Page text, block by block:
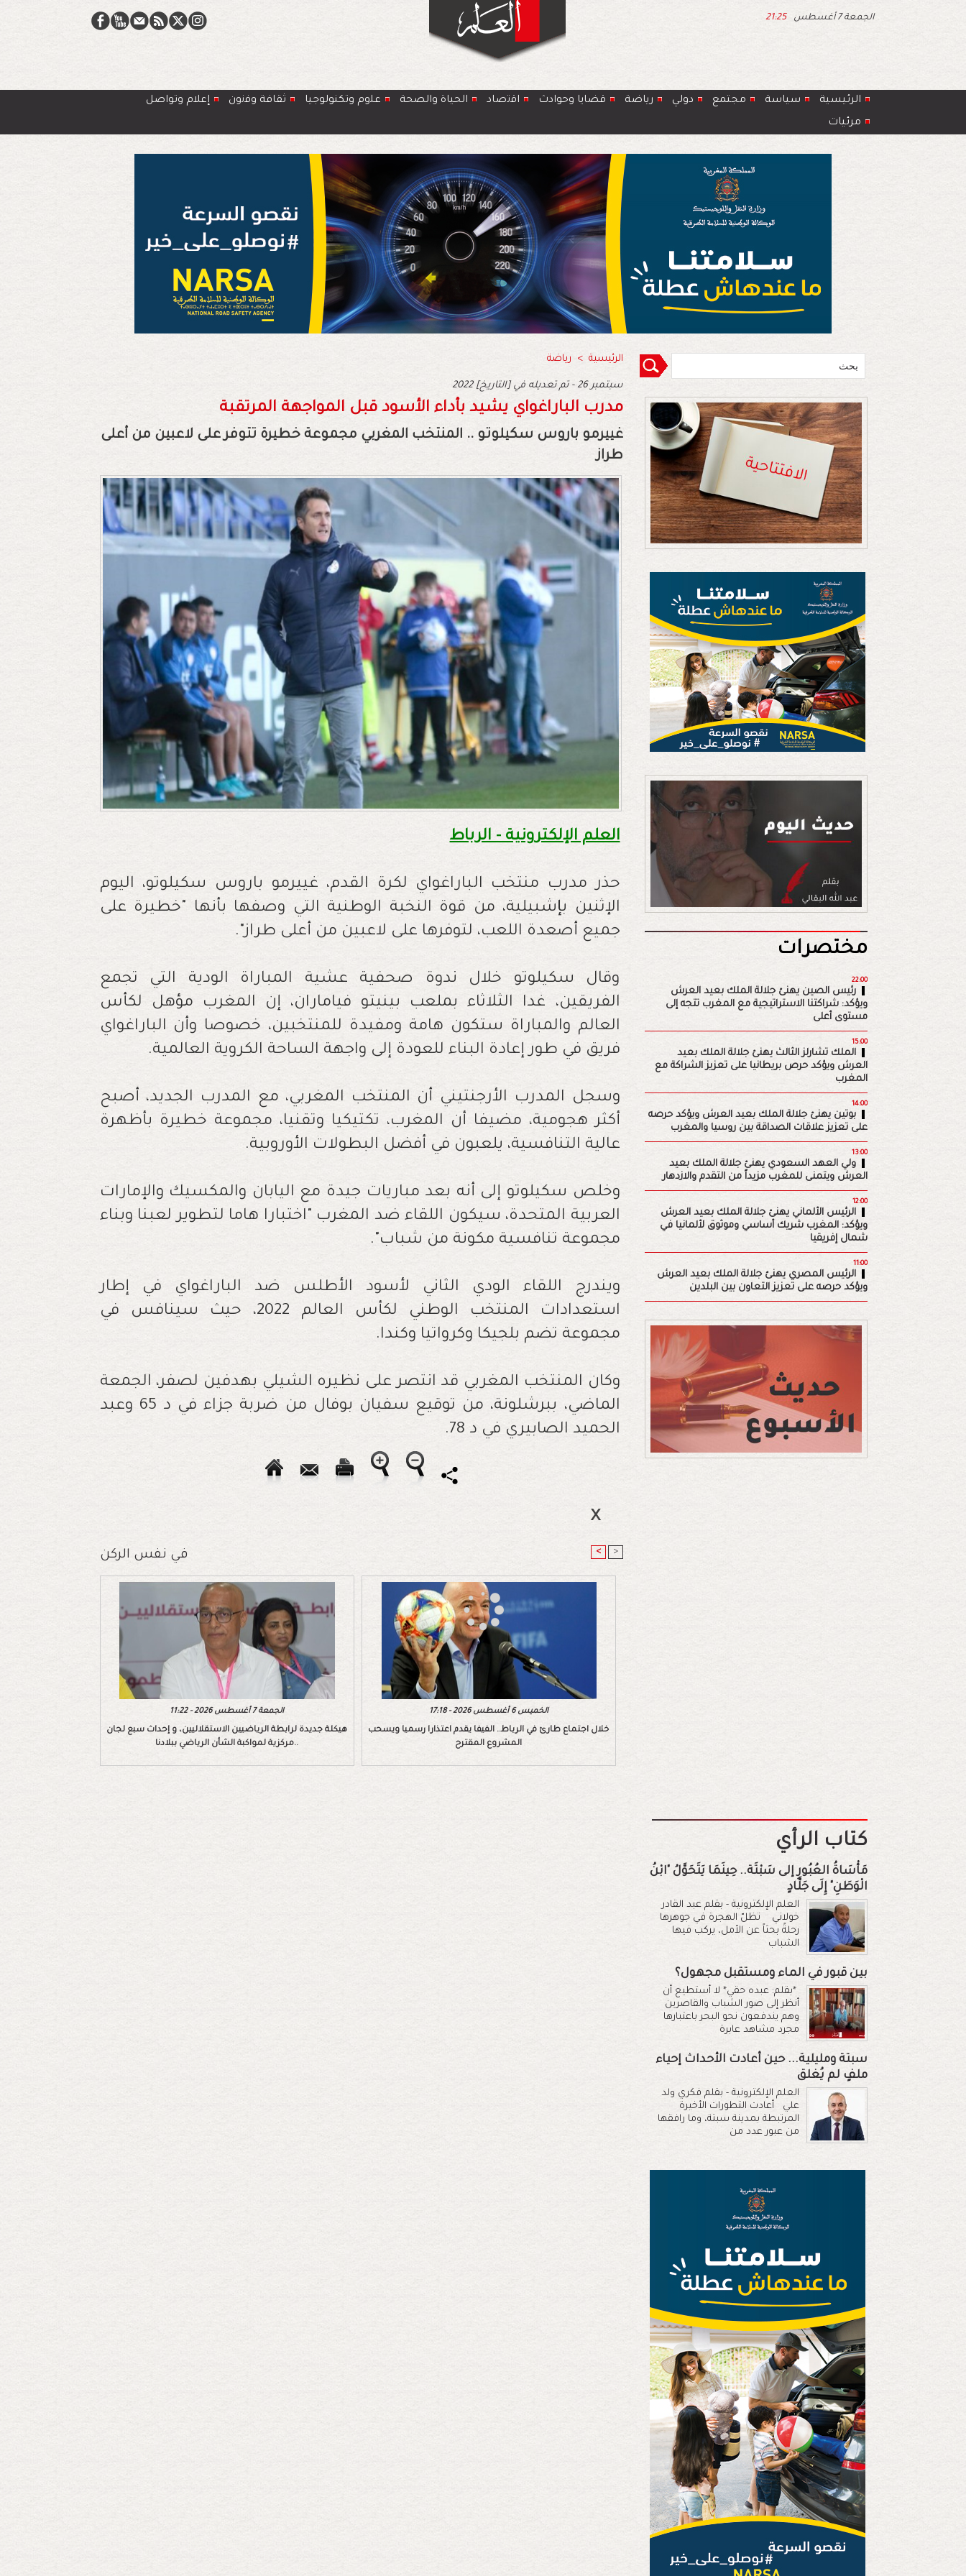
الجمعة 7 أغسطس 21:25
الرئيسية سياسة مجتمع دولي رياضة قضايا وحوادث اﻗﺗﺻﺎد الحياة والصحة ﻋﻠوم وتكنولوجيا ﺛﻘﺎﻓﺔ وﻓﻧون
إعلام وتواصل
مرئيات
الرئيسية > رياضة
2022 سبتمبر 26 - تم تعديله في [التاريخ]
مدرب الباراغواي يشيد بأداء الأسود قبل المواجهة المرتقبة
غييرمو باروس سكيلوتو .. المنتخب المغربي مجموعة خطيرة تتوفر على لاعبين من أعلى
طراز
العلم الإلكترونية - الرباط
حذر مدرب منتخب الباراغواي لكرة القدم، غييرمو باروس سكيلوتو، اليوم
الإثنين بإشبيلية، من قوة النخبة الوطنية التي وصفها بأنها "خطيرة على
جميع أصعدة اللعب، لتوفرها على لاعبين من أعلى طراز".
وقال سكيلوتو خلال ندوة صحفية عشية المباراة الودية التي تجمع
الفريقين، غدا الثلاثاء بملعب بينيتو فياماران، إن المغرب مؤهل لكأس
العالم والمباراة ستكون هامة ومفيدة للمنتخبين، خصوصا وأن الباراغواي
فريق في طور إعادة البناء للعودة إلى واجهة الساحة الكروية العالمية.
وسجل المدرب الأرجنتيني أن المنتخب المغربي، مع المدرب الجديد، أصبح
أكثر هجومية، مضيفا أن المغرب، تكتيكيا وتقنيا، مجموعة خطيرة بأظهرة
عالية التنافسية، يلعبون في أفضل البطولات الأوروبية.
وخلص سكيلوتو إلى أنه بعد مباريات جيدة مع اليابان والمكسيك والإمارات
العربية المتحدة، سيكون اللقاء ضد المغرب "اختبارا هاما لتطوير لعبنا وبناء
مجموعة تنافسية مكونة من شباب".
ويندرج اللقاء الودي الثاني لأسود الأطلس ضد الباراغواي في إطار
استعدادات المنتخب الوطني لكأس العالم 2022، حيث سينافس في
مجموعة تضم بلجيكا وكرواتيا وكندا.
وكان المنتخب المغربي قد انتصر على نظيره الشيلي بهدفين لصفر، الجمعة
الماضي، ببرشلونة، من توقيع سفيان بوفال من ضربة جزاء في د 65 وعبد
الحميد الصابيري في د 78.
في نفس الركن < >
الجمعة 7 أغسطس 2026 - 11:22
هيكلة جديدة لرابطة الرياضيين الاستقلاليين، و إحداث سبع لجان
مركزية لمواكبة الشأن الرياضي ببلادنا..
الخميس 6 أغسطس 2026 - 17:18
خلال اجتماع طارئ في الرباط.. الفيفا يقدم اعتذارا رسميا ويسحب
المشروع المقترح
مختصرات
22:00
رئيس الصين يهنئ جلالة الملك بعيد العرش
ويؤكد: شراكتنا الاستراتيجية مع المغرب تتجه إلى
مستوى أعلى
15:00
الملك تشارلز الثالث يهنئ جلالة الملك بعيد
العرش ويؤكد حرص بريطانيا على تعزيز الشراكة مع
المغرب
14:00
بوتين يهنئ جلالة الملك بعيد العرش ويؤكد حرصه
على تعزيز علاقات الصداقة بين روسيا والمغرب
13:00
ولي العهد السعودي يهنئ جلالة الملك بعيد
العرش ويتمنى للمغرب مزيداً من التقدم والازدهار
12:00
الرئيس الألماني يهنئ جلالة الملك بعيد العرش
ويؤكد: المغرب شريك أساسي وموثوق لألمانيا في
شمال إفريقيا
11:00
الرئيس المصري يهنئ جلالة الملك بعيد العرش
ويؤكد حرصه على تعزيز التعاون بين البلدين
كتاب الرأي
مَأْسَاةُ العُبُورِ إلى سَبْتَة.. حِينَمَا يَتَحَوَّلُ "ابْنُ
الْوَطَنِ" إِلَى جَلَّادٍ
العلم الإلكترونية - بقلم عبد القادر
خولاني تظلّ الهجرة في جوهرها
رحلةً بحثاً عن الأمل، يركب فيها
الشباب
بين قبور في الماء ومستقبل مجهول؟
*بقلم: عبده حقي* لا أستطيع أن
أنظر إلى صور الشباب والقاصرين
وهم يندفعون نحو البحر باعتبارها
مجرد مشاهد عابرة
سبتة ومليلية... حين أعادت الأحداث إحياء
ملفٍ لم يُغلق
العلم الإلكترونية - بقلم فكري ولد
علي أعادت التطورات الأخيرة
المرتبطة بمدينة سبتة، وما رافقها
من عبور عدد من